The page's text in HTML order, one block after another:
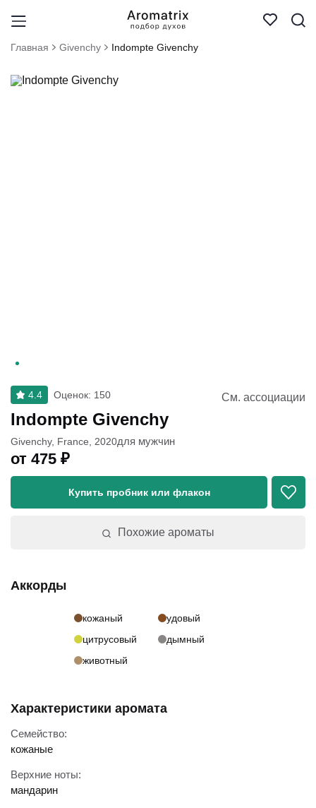
Главная Givenchy Indompte Givenchy
4.4 Оценок:150 См. ассоциации
Indompte Givenchy
Givenchy, France,2020для мужчин
от 475₽
Купить пробник или флакон
Похожие ароматы
Аккорды
кожаный
цитрусовый
животный
удовый
дымный
Характеристики аромата
Семейство:
кожаные
Верхние ноты:
мандарин